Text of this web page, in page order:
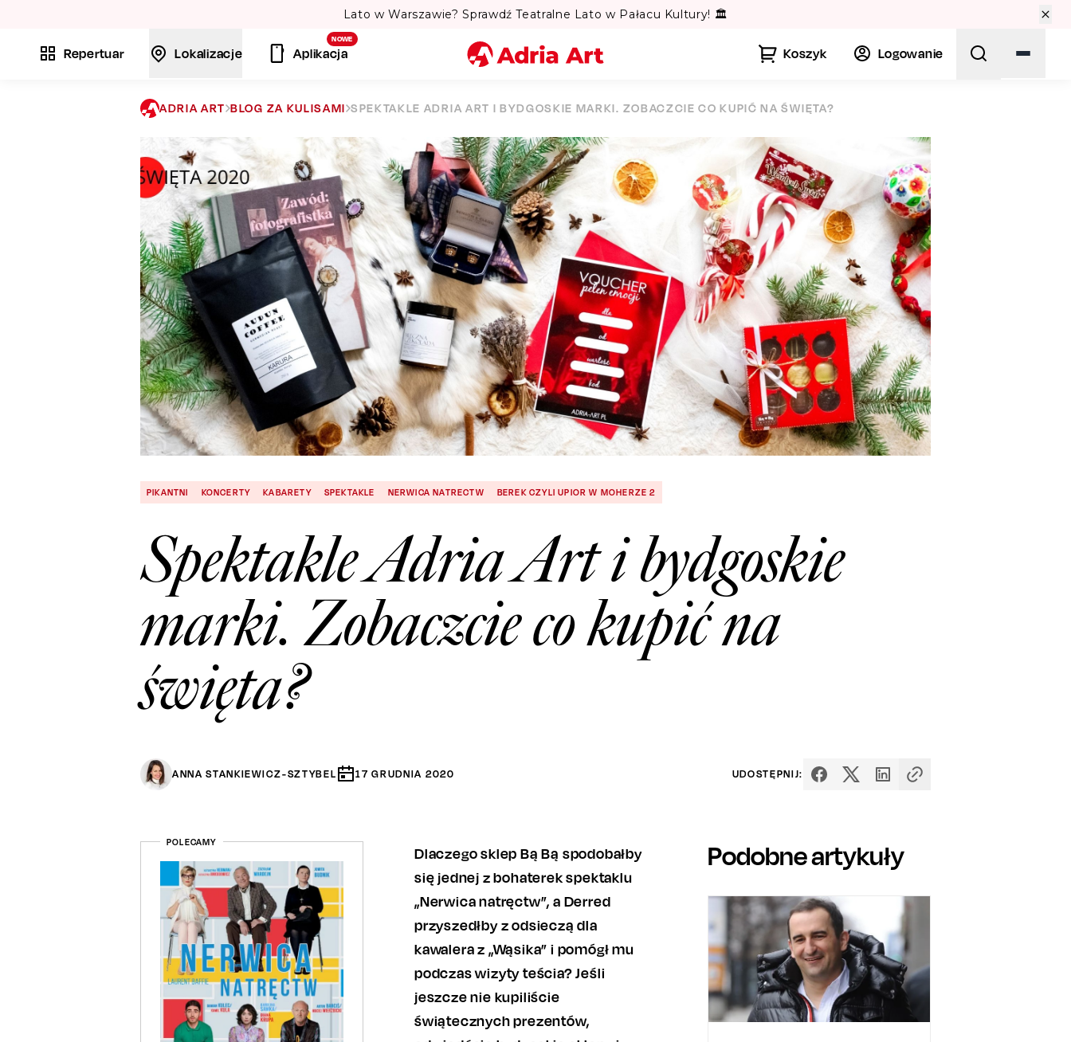
Lato w Warszawie? Sprawdź Teatralne Lato w Pałacu Kultury! 🏛️
Repertuar Lokalizacje
NOWE
Aplikacja Koszyk Logowanie
Miasto
Kategoria
Szukaj
ADRIA ART BLOG ZA KULISAMI SPEKTAKLE ADRIA ART I BYDGOSKIE MARKI. ZOBACZCIE CO KUPIĆ NA ŚWIĘTA?
PIKANTNI KONCERTY KABARETY SPEKTAKLE NERWICA NATRECTW BEREK CZYLI UPIOR W MOHERZE 2
Spektakle Adria Art i bydgoskie
marki. Zobaczcie co kupić na
święta?
ANNA STANKIEWICZ-SZTYBEL 17 GRUDNIA 2020 UDOSTĘPNIJ:
POLECAMY
Dlaczego sklep Bą Bą spodobałby
się jednej z bohaterek spektaklu
„Nerwica natręctw”, a Derred
przyszedłby z odsieczą dla
kawalera z „Wąsika” i pomógł mu
podczas wizyty teścia? Jeśli
jeszcze nie kupiliście
świątecznych prezentów,
Podobne artykuły